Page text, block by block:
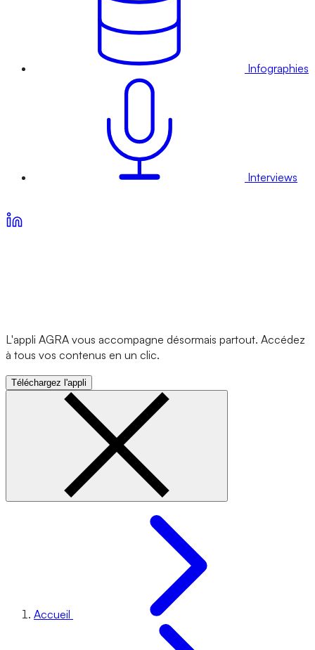
Infographies
Interviews
L'appli AGRA vous accompagne désormais partout. Accédez
à tous vos contenus en un clic.
Téléchargez l'appli
Accueil